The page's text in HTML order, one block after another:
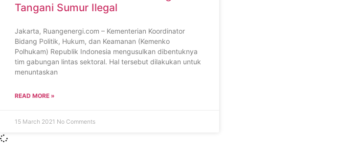
Tangani Sumur Ilegal
Jakarta, Ruangenergi.com – Kementerian Koordinator
Bidang Politik, Hukum, dan Keamanan (Kemenko
Polhukam) Republik Indonesia mengusulkan dibentuknya
tim gabungan lintas sektoral. Hal tersebut dilakukan untuk
menuntaskan
READ MORE »
15 March 2021 No Comments